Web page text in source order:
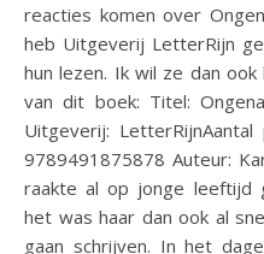
reacties komen over
heb Uitgeverij LetterRijn
hun lezen. Ik wil ze dan
van dit boek: Titel:
Uitgeverij: LetterRijnAantal
9789491875878 Auteur:
raakte al op jonge leeftijd
het was haar dan ook al
gaan schrijven. In het